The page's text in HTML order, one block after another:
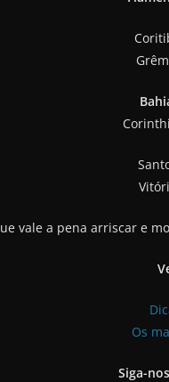
vale a pena arriscar e
Os
Siga-